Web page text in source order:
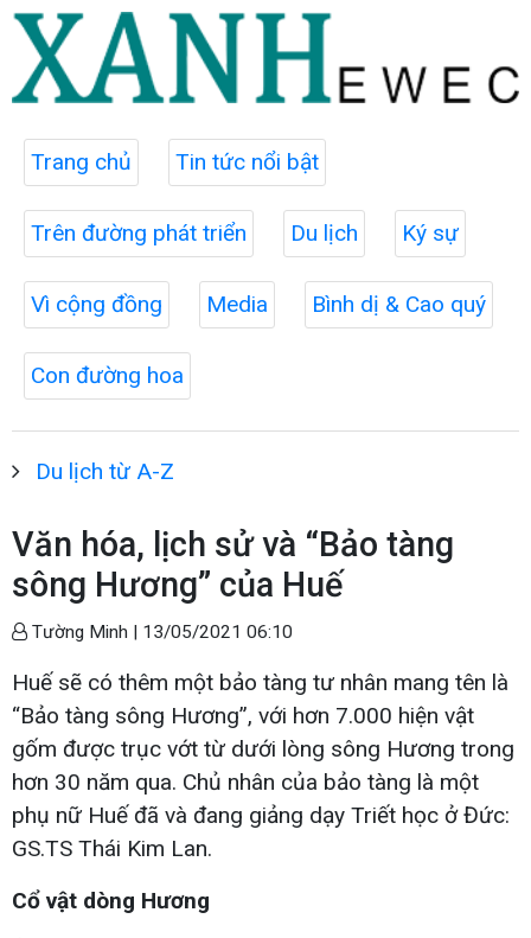
Trang chủ Tin tức nổi bật
Trên đường phát triển Du lịch Ký sự
Vì cộng đồng Media Bình dị & Cao quý
Con đường hoa
Du lịch từ A-Z
Văn hóa, lịch sử và “Bảo tàng
sông Hương” của Huế
Tường Minh | 13/05/2021 06:10
Huế sẽ có thêm một bảo tàng tư nhân mang tên là
“Bảo tàng sông Hương”, với hơn 7.000 hiện vật
gốm được trục vớt từ dưới lòng sông Hương trong
hơn 30 năm qua. Chủ nhân của bảo tàng là một
phụ nữ Huế đã và đang giảng dạy Triết học ở Đức:
GS.TS Thái Kim Lan.
Cổ vật dòng Hương